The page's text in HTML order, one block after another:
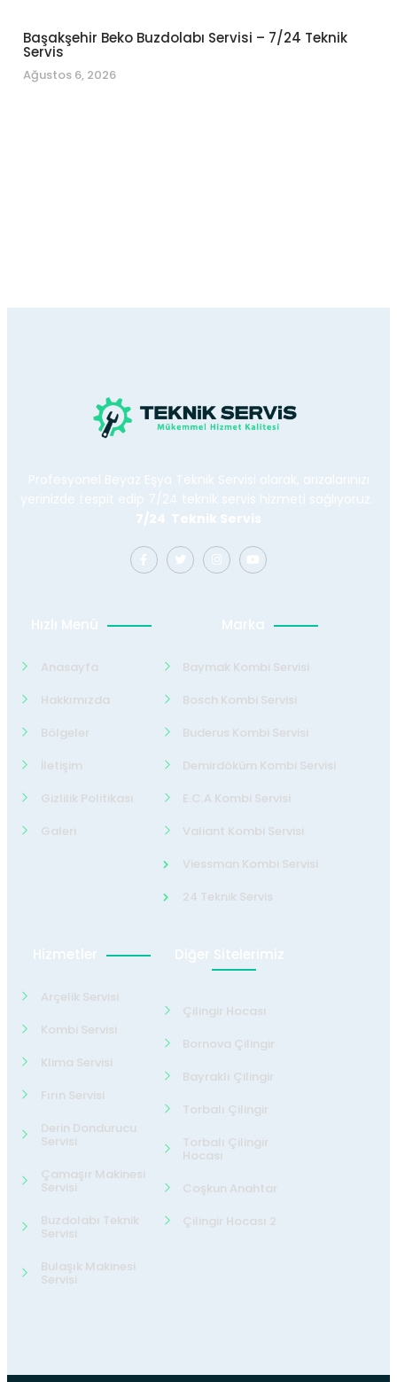
Başakşehir Beko Buzdolabı Servisi – 7/24 Teknik
Servis
Ağustos 6, 2026
Profesyonel Beyaz Eşya Teknik Servisi olarak, arızalarınızı
yerinizde tespit edip 7/24 teknik servis hizmeti sağlıyoruz.
7/24 Teknik Servis
Hızlı Menü
Anasayfa
Hakkımızda
Bölgeler
İletişim
Gizlilik Politikası
Galeri
Marka
Baymak Kombi Servisi
Bosch Kombi Servisi
Buderus Kombi Servisi
Demirdöküm Kombi Servisi
E.C.A Kombi Servisi
Valiant Kombi Servisi
Viessman Kombi Servisi
24 Teknik Servis
Hizmetler
Arçelik Servisi
Kombi Servisi
Klima Servisi
Fırın Servisi
Derin Dondurucu
Servisi
Çamaşır Makinesi
Servisi
Buzdolabı Teknik
Servisi
Bulaşık Makinesi
Servisi
Diğer Sitelerimiz
Çilingir Hocası
Bornova Çilingir
Bayraklı Çilingir
Torbalı Çilingir
Torbalı Çilingir
Hocası
Coşkun Anahtar
Çilingir Hocası 2